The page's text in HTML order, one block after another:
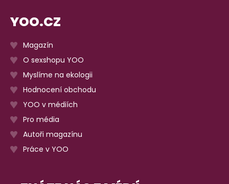
YOO.CZ
Magazín
O sexshopu YOO
Myslíme na ekologii
Hodnocení obchodu
YOO v médiích
Pro média
Autoři magazínu
Práce v YOO